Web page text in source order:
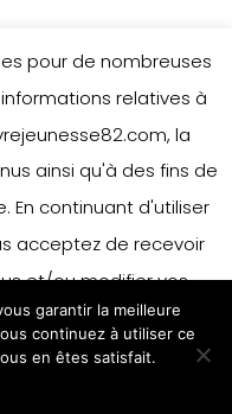
pour de nombreuses
relatives à
la
ainsi qu'à des fins de
En continuant d'utiliser
acceptez de recevoir
et/ou modifier vos
merci de vous référer
Accepter
garantir la meilleure
continuez à utiliser ce
en êtes satisfait.